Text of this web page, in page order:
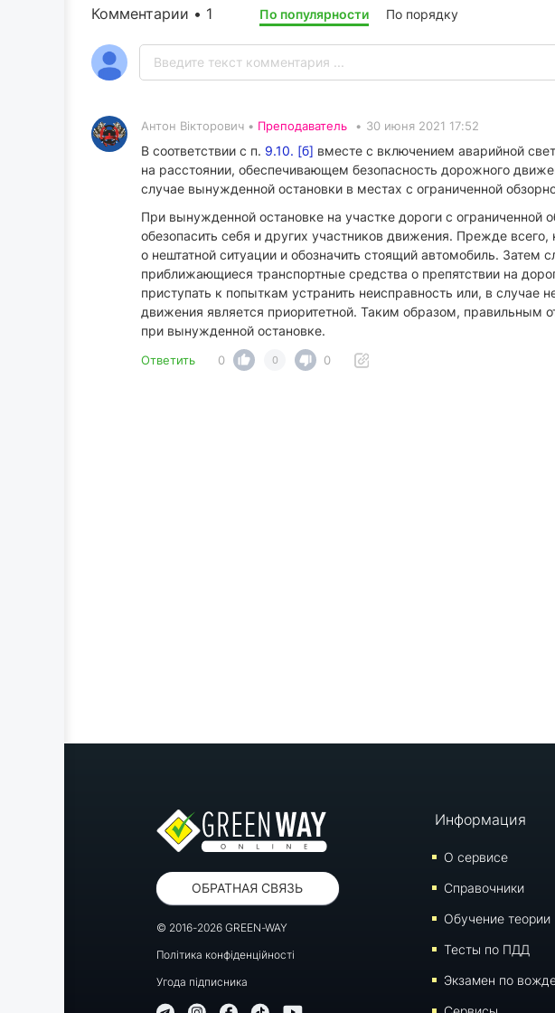
Комментарии • 1 По популярности По порядку
Антон Вікторович • Преподаватель • 30 июня 2021 17:52
В соответствии с п. 9.10. [б] вместе с включением аварийной
на расстоянии, обеспечивающем безопасность дорожного
случае вынужденной остановки в местах с ограниченной
При вынужденной остановке на участке дороги с ограниченной
обезопасить себя и других участников движения. Прежде
о нештатной ситуации и обозначить стоящий автомобиль. Затем
приближающиеся транспортные средства о препятствии на
приступать к попыткам устранить неисправность или, в
движения является приоритетной. Таким образом, правильным
при вынужденной остановке.
Ответить 0 0 0
ОБРАТНАЯ СВЯЗЬ
© 2016-2026 GREEN-WAY
Політика конфіденційності
Угода підписника
Информация
О сервисе
Справочники
Обучение теории
Тесты по ПДД
Экзамен по